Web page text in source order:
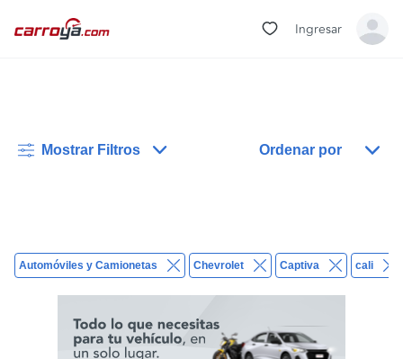
Ingresar
Mostrar Filtros Ordenar por
Automóviles y Camionetas Chevrolet Captiva cali